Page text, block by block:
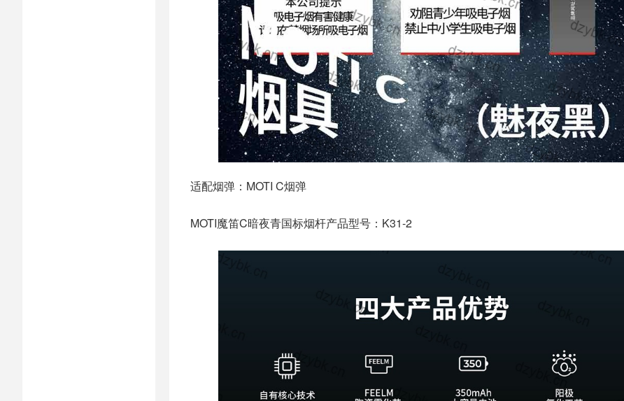
适配烟弹：MOTI C烟弹
MOTI魔笛C暗夜青国标烟杆产品型号：K31-2